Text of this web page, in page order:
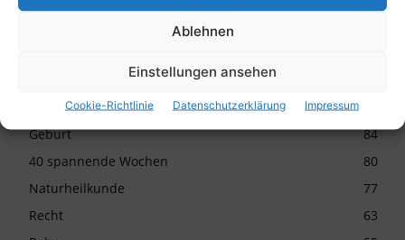
Ablehnen
Einstellungen ansehen
Cookie-Richtlinie Datenschutzerklärung Impressum
Logopädie
Geburt
84
40 spannende Wochen
80
Naturheilkunde
77
Recht
63